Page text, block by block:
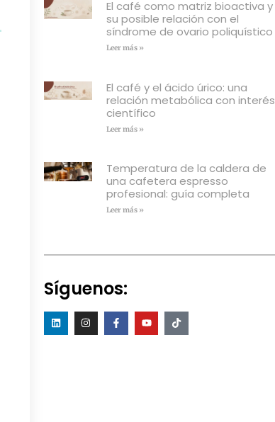
El café como matriz bioactiva y
su posible relación con el
síndrome de ovario poliquístico
Leer más »
El café y el ácido úrico: una
relación metabólica con interés
científico
Leer más »
Temperatura de la caldera de
una cafetera espresso
profesional: guía completa
Leer más »
Síguenos: